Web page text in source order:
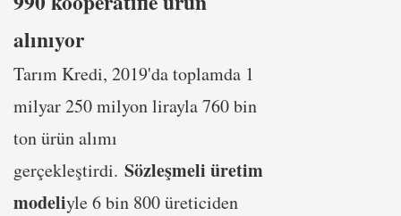
alınıyor
Tarım Kredi, 2019'da toplamda 1
milyar 250 milyon lirayla 760 bin
ton ürün alımı
gerçekleştirdi. Sözleşmeli üretim
modeliyle 6 bin 800 üreticiden